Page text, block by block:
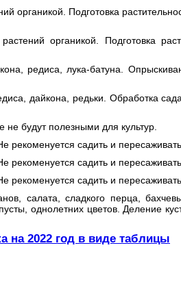
органикой. Подготовка
органикой. Подготовка
редиса, лука-батуна.
дайкона, редьки. Обработка
будут полезными для культур.
рекоменуется садить и пересаживать
рекоменуется садить и пересаживать
рекоменуется садить и пересаживать
салата, сладкого перца,
однолетних цветов. Деление
на 2022 год в виде таблицы